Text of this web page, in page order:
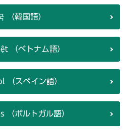
（韓国語）
（ベトナム語）
（スペイン語）
（ポルトガル語）